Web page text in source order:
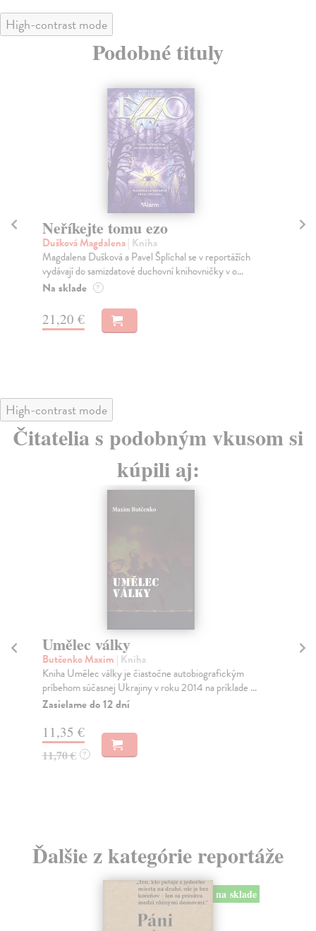
High-contrast mode
Podobné tituly
Neříkejte tomu ezo
Dušková Magdalena| Kniha
Magdalena Dušková a Pavel Šplíchal se v reportážích
vydávají do samizdatové duchovní knihovničky v o...
Na sklade ?
21,20 €
High-contrast mode
Čitatelia s podobným vkusom si
kúpili aj:
Umělec války
Butčenko Maxim | Kniha
Kniha Umělec války je čiastočne autobiografickým
príbehom súčasnej Ukrajiny v roku 2014 na príklade ...
Zasielame do 12 dní
11,35 €
11,70 € ?
Ďalšie z kategórie reportáže
na sklade